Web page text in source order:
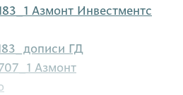
Азмонт Инвестментс
ГД
Азмонт